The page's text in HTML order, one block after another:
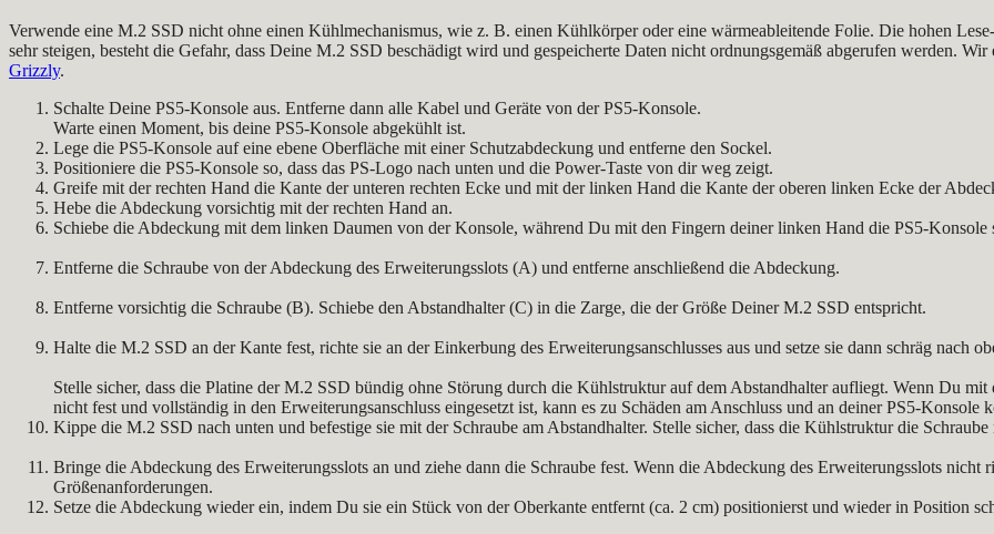
Verwende eine M.2 SSD nicht ohne einen Kühlmechanismus, wie z. B. einen Kühlkörper oder eine wärmeableitende Folie. Die hohen
sehr steigen, besteht die Gefahr, dass Deine M.2 SSD beschädigt wird und gespeicherte Daten nicht ordnungsgemäß abgerufen werden.
Grizzly.
Schalte Deine PS5-Konsole aus. Entferne dann alle Kabel und Geräte von der PS5-Konsole.
Warte einen Moment, bis deine PS5-Konsole abgekühlt ist.
Lege die PS5-Konsole auf eine ebene Oberfläche mit einer Schutzabdeckung und entferne den Sockel.
Positioniere die PS5-Konsole so, dass das PS-Logo nach unten und die Power-Taste von dir weg zeigt.
Greife mit der rechten Hand die Kante der unteren rechten Ecke und mit der linken Hand die Kante der oberen linken Ecke der
Hebe die Abdeckung vorsichtig mit der rechten Hand an.
Schiebe die Abdeckung mit dem linken Daumen von der Konsole, während Du mit den Fingern deiner linken Hand die PS5-Konsole
Entferne die Schraube von der Abdeckung des Erweiterungsslots (A) und entferne anschließend die Abdeckung.
Entferne vorsichtig die Schraube (B). Schiebe den Abstandhalter (C) in die Zarge, die der Größe Deiner M.2 SSD entspricht.
Halte die M.2 SSD an der Kante fest, richte sie an der Einkerbung des Erweiterungsanschlusses aus und setze sie dann schräg nach
Stelle sicher, dass die Platine der M.2 SSD bündig ohne Störung durch die Kühlstruktur auf dem Abstandhalter aufliegt. Wenn Du
nicht fest und vollständig in den Erweiterungsanschluss eingesetzt ist, kann es zu Schäden am Anschluss und an deiner PS5-Konsole
Kippe die M.2 SSD nach unten und befestige sie mit der Schraube am Abstandhalter. Stelle sicher, dass die Kühlstruktur die
Bringe die Abdeckung des Erweiterungsslots an und ziehe dann die Schraube fest. Wenn die Abdeckung des Erweiterungsslots
Größenanforderungen.
Setze die Abdeckung wieder ein, indem Du sie ein Stück von der Oberkante entfernt (ca. 2 cm) positionierst und wieder in Position